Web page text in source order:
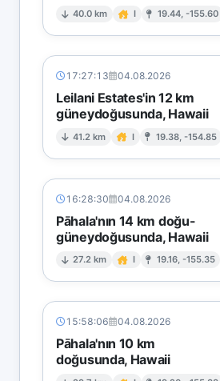
40.0 km I 19.44, -155.60
17:27:13 04.08.2026
Leilani Estates'in 12 km
güneydoğusunda, Hawaii
41.2 km I 19.38, -154.85
16:28:30 04.08.2026
Pāhala'nın 14 km doğu-
güneydoğusunda, Hawaii
27.2 km I 19.16, -155.35
15:58:06 04.08.2026
Pāhala'nın 10 km
doğusunda, Hawaii